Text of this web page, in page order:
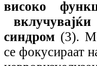
високо
синдром (3).
се фокусираат